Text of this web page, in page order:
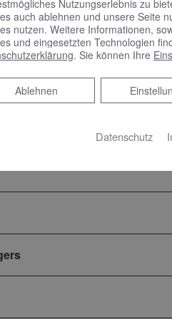
die von dem
Heizung
Nutzungserlebnis zu
auch ablehnen und unsere Seite
nutzen. Weitere Informationen,
und eingesetzten Technologien
. Sie können Ihre
Ablehnen
Ablehnen
Datenschutz